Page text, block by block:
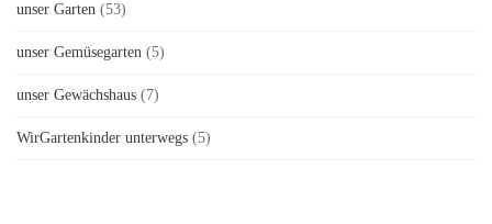
unser Garten (53)
unser Gemüsegarten (5)
unser Gewächshaus (7)
WirGartenkinder unterwegs (5)